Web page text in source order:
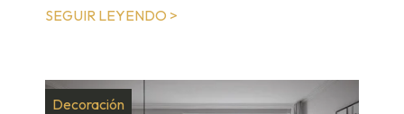
SEGUIR LEYENDO >
Decoración